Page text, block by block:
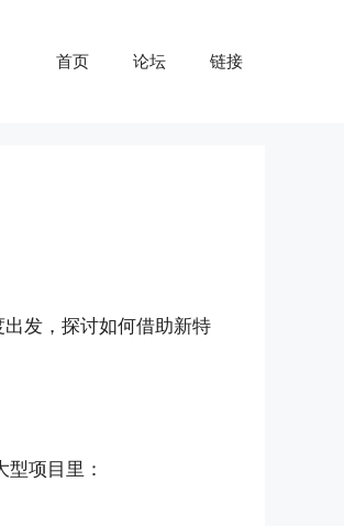
首页 论坛 链接
出发，探讨如何借助新特
项目里：